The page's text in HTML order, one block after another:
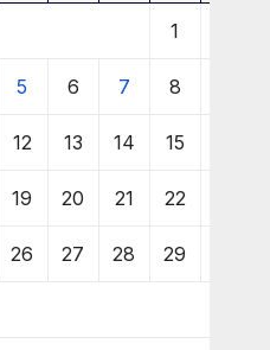
1
5 6 7 8
12 13 14 15
19 20 21 22
26 27 28 29